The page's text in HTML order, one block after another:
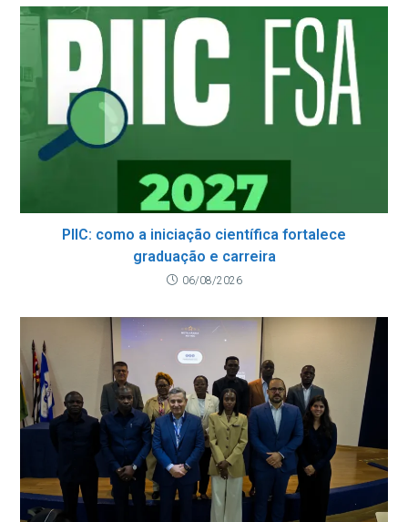
PIIC: como a iniciação científica fortalece
graduação e carreira
06/08/2026